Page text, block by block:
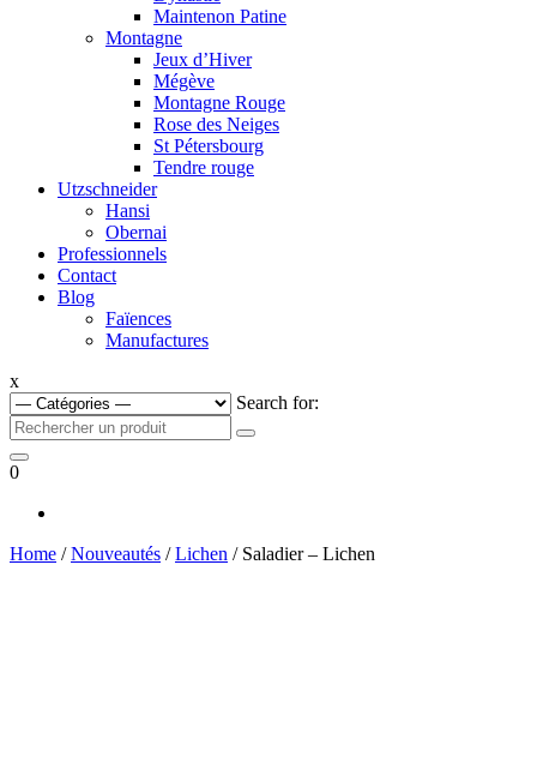
Maintenon Patine
Montagne
Jeux d’Hiver
Mégève
Montagne Rouge
Rose des Neiges
St Pétersbourg
Tendre rouge
Utzschneider
Hansi
Obernai
Professionnels
Contact
Blog
Faïences
Manufactures
x
Search for:
0
Home /Nouveautés /Lichen / Saladier – Lichen